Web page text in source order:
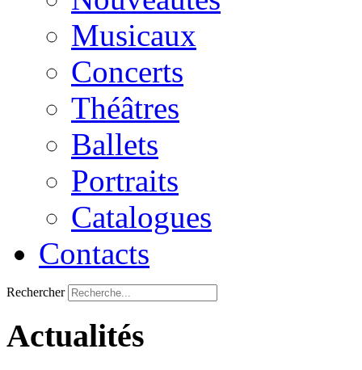
Musicaux
Concerts
Théâtres
Ballets
Portraits
Catalogues
Contacts
Rechercher
Actualités